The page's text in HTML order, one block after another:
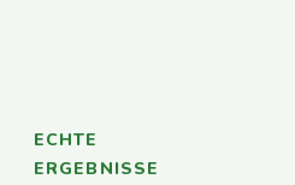
ECHTE
ERGEBNISSE